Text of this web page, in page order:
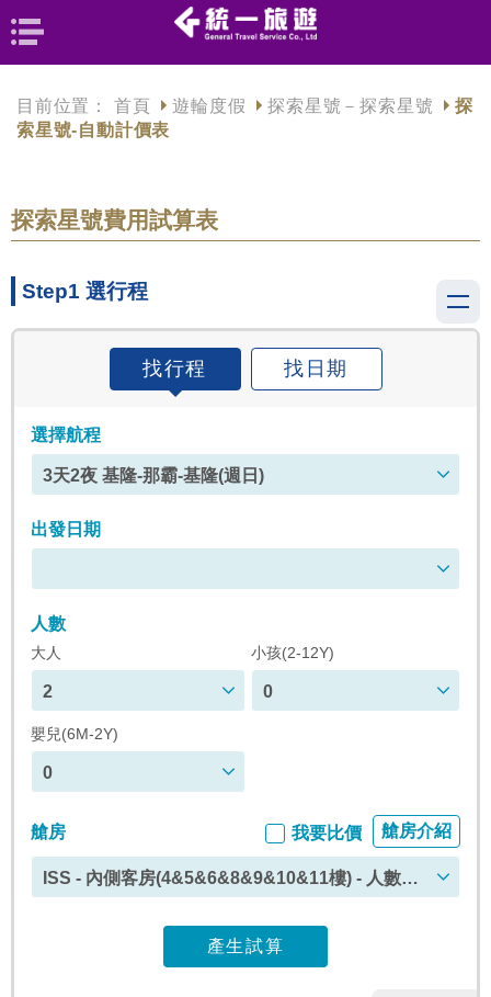
目前位置： 首頁 遊輪度假 探索星號－探索星號
探
索星號-自動計價表
探索星號費用試算表
Step1 選行程
找行程 找日期
選擇航程
3天2夜 基隆-那霸-基隆(週日)
出發日期
人數
大人
2
小孩(2-12Y)
0
嬰兒(6M-2Y)
0
艙房 我要比價 艙房介紹
ISS - 內側客房(4&5&6&8&9&10&11樓) - 人數上
產生試算